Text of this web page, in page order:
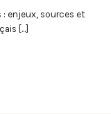
enjeux, sources et
[...]